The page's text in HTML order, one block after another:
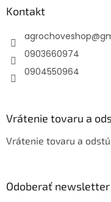
Kontakt
agrochoveshop@
0903660974
0904550964
Vrátenie tovaru a
Vrátenie tovaru a
Odoberať newsletter